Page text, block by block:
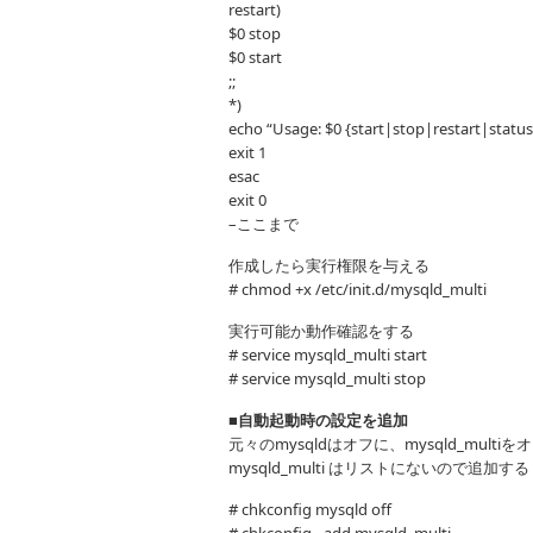
restart)
$0 stop
$0 start
;;
*)
echo “Usage: $0
exit 1
esac
exit 0
–ここまで
作成したら実行権限を与える
# chmod +x /etc/init.d/mysqld_multi
実行可能か動作確認をする
# service mysqld_multi start
# service mysqld_multi stop
■自動起動時の設定を追加
元々のmysqldはオフに、mysqld_multiを
mysqld_multi はリストにないので追加する
# chkconfig mysqld off